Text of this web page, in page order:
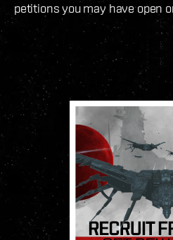
petitions you may have open